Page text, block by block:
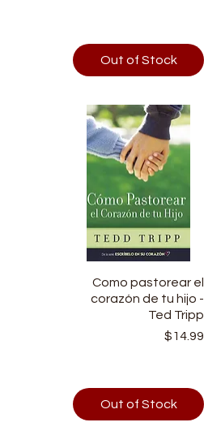
Out of Stock
Quick View
Como pastorear el
corazón de tu hijo -
Ted Tripp
Price
$14.99
Out of Stock